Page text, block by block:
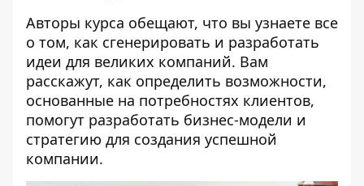
Авторы курса обещают, что вы узнаете все
о том, как сгенерировать и разработать
идеи для великих компаний. Вам
расскажут, как определить возможности,
основанные на потребностях клиентов,
помогут разработать бизнес-модели и
стратегию для создания успешной
компании.